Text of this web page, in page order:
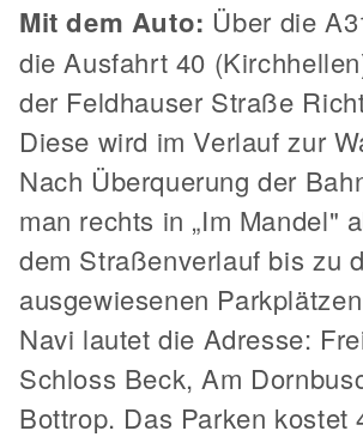
Mit dem Auto: Über die
die Ausfahrt 40
der Feldhauser Straße
Diese wird im Verlauf zur
Nach Überquerung der
man rechts in „Im Mandel"
dem Straßenverlauf bis zu
ausgewiesenen
Navi lautet die Adresse:
Schloss Beck, Am
Bottrop. Das Parken kostet